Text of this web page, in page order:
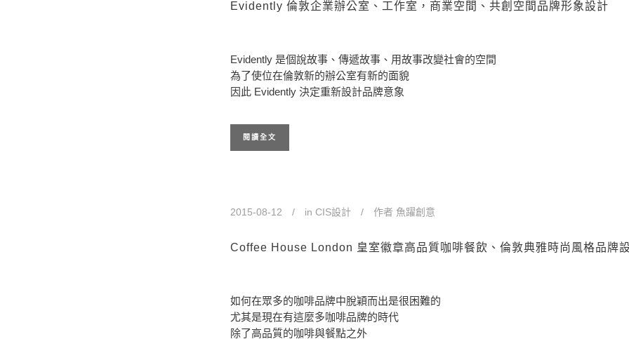
Evidently 倫敦企業辦公室、工作室，商業空間、共創空間品牌形象設計
Evidently 是個說故事、傳遞故事、用故事改變社會的空間
為了使位在倫敦新的辦公室有新的面貌
因此 Evidently 決定重新設計品牌意象
閱讀全文
2015-08-12 in CIS設計 作者 魚躍創意
Coffee House London 皇室徽章高品質咖啡餐飲、倫敦典雅時尚風格品牌
如何在眾多的咖啡品牌中脫穎而出是很困難的
尤其是現在有這麼多咖啡品牌的時代
除了高品質的咖啡與餐點之外